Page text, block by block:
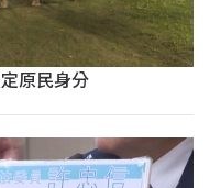
原民身分